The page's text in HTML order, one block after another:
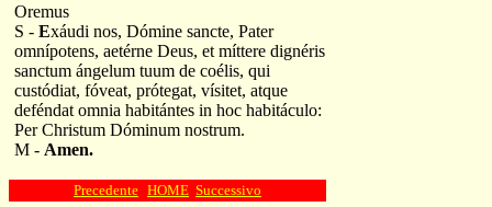
Oremus
S - Exáudi nos, Dómine sancte, Pater
omnípotens, aetérne Deus, et míttere dignéris
sanctum ángelum tuum de coélis, qui
custódiat, fóveat, prótegat, vísitet, atque
deféndat omnia habitántes in hoc habitáculo:
Per Christum Dóminum nostrum.
M - Amen.
Precedente HOME Successivo